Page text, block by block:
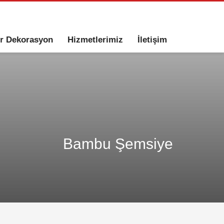
Dekorasyon Hizmetlerimiz İletişim
Bambu Şemsiye